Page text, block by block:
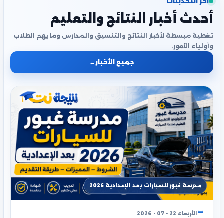
أحدث أخبار النتائج والتعليم
تغطية مبسطة لأخبار النتائج والتنسيق والمدارس وما يهم الطلاب
وأولياء الأمور.
جميع الأخبار ←
مدرسة غبور للسيارات بعد الإعدادية 2026
الأربعاء 22 - 07 - 2026